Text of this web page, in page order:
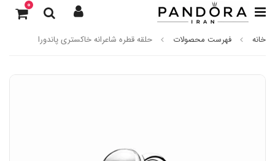
0
خانه فهرست محصولات حلقه قطره شاعرانه خاکستری پاندورا